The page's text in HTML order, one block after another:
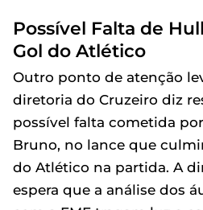
Possível Falta de
Gol do Atlético
Outro ponto de atenção
diretoria do Cruzeiro diz
possível falta cometida
Bruno, no lance que
do Atlético na partida. A
espera que a análise dos